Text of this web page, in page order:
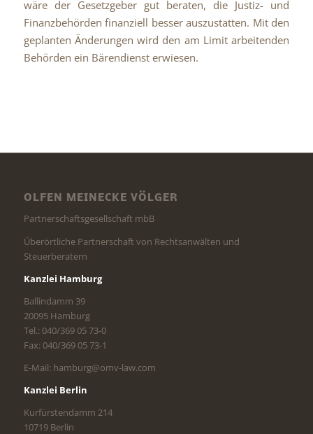
wäre der Gesetzgeber gut beraten, die Justiz- und
Finanzbehörden finanziell besser auszustatten. Mit den
geplanten Änderungen wird den am Limit arbeitenden
Behörden ein Bärendienst erwiesen.
OLFEN MEINECKE VÖLGER
Partnerschaftsgesellschaft mbB
Überörtliche Partnerschaft von Rechtsanwälten und
Steuerberatern
Kanzlei Hamburg
Ballindamm 39
20095 Hamburg
Tel.: 040/369 05 73-0
Fax: 040/369 05 73-1
E-Mail: hamburg@omv-law.com
Kanzlei Berlin
Kurfürstendamm 214
10719 Berlin